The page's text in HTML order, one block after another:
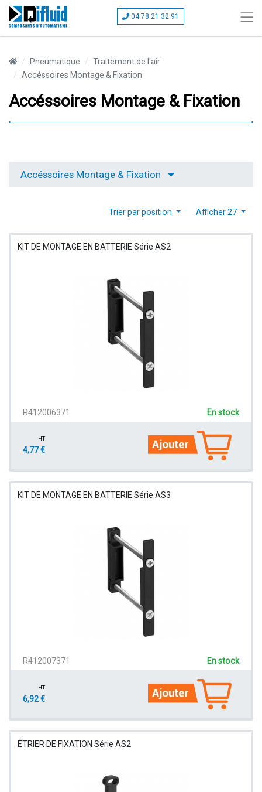
04 78 21 32 91
Pneumatique
Traitement de l'air
Accéssoires Montage & Fixation
Accéssoires Montage & Fixation
Accéssoires Montage & Fixation
Afficher 27
Trier par position
KIT DE MONTAGE EN BATTERIE Série AS2
R412006371 En stock
HT
4,77 €
KIT DE MONTAGE EN BATTERIE Série AS3
R412007371 En stock
HT
6,92 €
ÉTRIER DE FIXATION Série AS2